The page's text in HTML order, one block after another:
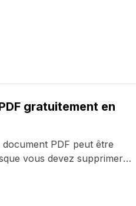
gratuitement en
PDF peut être
vous devez supprimer